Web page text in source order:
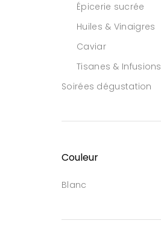
Épicerie sucrée
Huiles & Vinaigres
Caviar
Tisanes & Infusions
Soirées dégustation
Couleur
Blanc